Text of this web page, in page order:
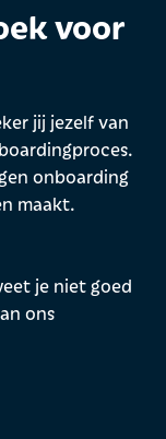
voor
jij jezelf van
onboarding
maakt.
je niet goed
ons